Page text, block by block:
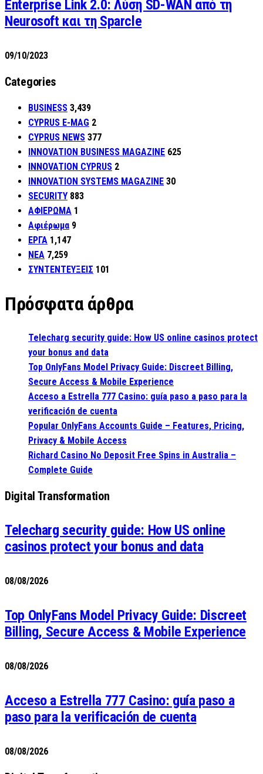
Enterprise Link 2.0: Λύση SD-WAN από τη
Neurosoft και τη Sparcle
09/10/2023
Categories
BUSINESS 3,439
CYPRUS E-MAG 2
CYPRUS NEWS 377
INNOVATION BUSINESS MAGAZINE 625
INNOVATION CYPRUS 2
INNOVATION SYSTEMS MAGAZINE 30
SECURITY 883
ΑΦΙΕΡΩΜΑ 1
Αφιέρωμα 9
ΕΡΓΑ 1,147
ΝΕΑ 7,259
ΣΥΝΤΕΝΤΕΥΞΕΙΣ 101
Πρόσφατα άρθρα
Telecharg security guide: How US online casinos protect
your bonus and data
Top OnlyFans Model Privacy Guide: Discreet Billing,
Secure Access & Mobile Experience
Acceso a Estrella 777 Casino: guía paso a paso para la
verificación de cuenta
Popular OnlyFans Accounts Guide – Features, Pricing,
Privacy & Mobile Access
Richard Casino No Deposit Free Spins in Australia –
Complete Guide
Digital Transformation
Telecharg security guide: How US online
casinos protect your bonus and data
08/08/2026
Top OnlyFans Model Privacy Guide: Discreet
Billing, Secure Access & Mobile Experience
08/08/2026
Acceso a Estrella 777 Casino: guía paso a
paso para la verificación de cuenta
08/08/2026